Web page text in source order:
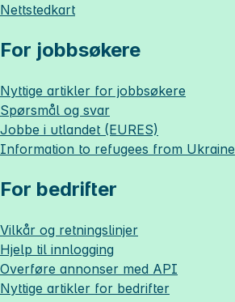
Nettstedkart
For jobbsøkere
Nyttige artikler for jobbsøkere
Spørsmål og svar
Jobbe i utlandet (EURES)
Information to refugees from Ukraine
For bedrifter
Vilkår og retningslinjer
Hjelp til innlogging
Overføre annonser med API
Nyttige artikler for bedrifter